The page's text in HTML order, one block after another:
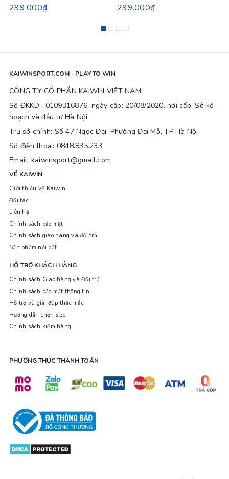
299.000₫ 299.000₫
KAIWINSPORT.COM - PLAY TO WIN
CÔNG TY CỔ PHẦN KAIWIN VIỆT NAM
Số ĐKKD : 0109316876, ngày cấp: 20/08/2020, nơi cấp: Sở kế
hoạch và đầu tư Hà Nội
Trụ sở chính: Số 47 Ngọc Đại, Phường Đại Mỗ, TP Hà Nội
Số điện thoại: 0848.835.233
Email: kaiwinsport@gmail.com
VỀ KAIWIN
Giới thiệu về Kaiwin
Đối tác
Liên hệ
Chính sách bảo mật
Chính sách giao hàng và đổi trả
Sản phẩm nổi bật
HỖ TRỢ KHÁCH HÀNG
Chính sách Giao hàng và Đổi trả
Chính sách bảo mật thông tin
Hỗ trợ và giải đáp thắc mắc
Hướng dẫn chọn size
Chính sách kiểm hàng
PHƯƠNG THỨC THANH TOÁN